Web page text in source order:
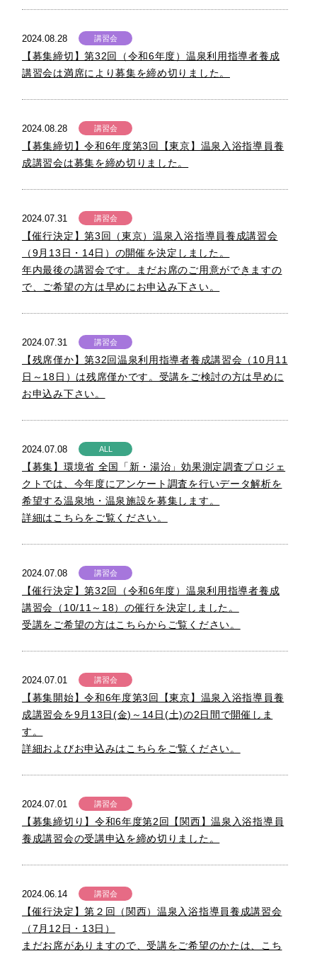
2024.08.28 講習会
【募集締切】第32回（令和6年度）温泉利用指導者養成
講習会は満席により募集を締め切りました。
2024.08.28 講習会
【募集締切】令和6年度第3回【東京】温泉入浴指導員養
成講習会は募集を締め切りました。
2024.07.31 講習会
【催行決定】第3回（東京）温泉入浴指導員養成講習会
（9月13日・14日）の開催を決定しました。
年内最後の講習会です。まだお席のご用意ができますの
で、ご希望の方は早めにお申込み下さい。
2024.07.31 講習会
【残席僅か】第32回温泉利用指導者養成講習会（10月11
日～18日）は残席僅かです。受講をご検討の方は早めに
お申込み下さい。
2024.07.08 ALL
【募集】環境省 全国「新・湯治」効果測定調査プロジェ
クトでは、今年度にアンケート調査を行いデータ解析を
希望する温泉地・温泉施設を募集します。
詳細はこちらをご覧ください。
2024.07.08 講習会
【催行決定】第32回（令和6年度）温泉利用指導者養成
講習会（10/11～18）の催行を決定しました。
受講をご希望の方はこちらからご覧ください。
2024.07.01 講習会
【募集開始】令和6年度第3回【東京】温泉入浴指導員養
成講習会を9月13日(金)～14日(土)の2日間で開催しま
す。
詳細およびお申込みはこちらをご覧ください。
2024.07.01 講習会
【募集締切り】令和6年度第2回【関西】温泉入浴指導員
養成講習会の受講申込を締め切りました。
2024.06.14 講習会
【催行決定】第２回（関西）温泉入浴指導員養成講習会
（7月12日・13日）
まだお席がありますので、受講をご希望のかたは、こち